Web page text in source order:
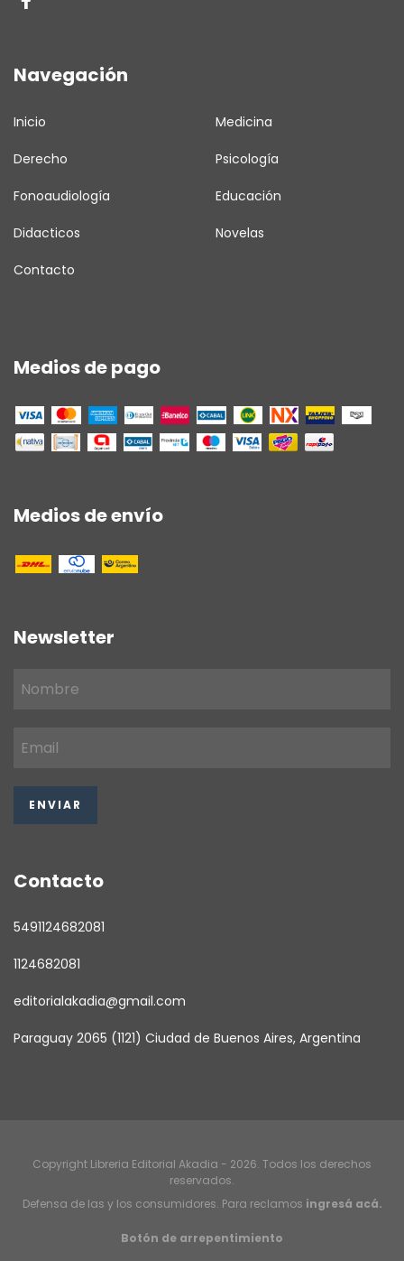
Navegación
Inicio Medicina
Derecho Psicología
Fonoaudiología Educación
Didacticos Novelas
Contacto
Medios de pago
Medios de envío
Newsletter
Contacto
5491124682081
1124682081
editorialakadia@gmail.com
Paraguay 2065 (1121) Ciudad de Buenos Aires, Argentina
Copyright Libreria Editorial Akadia - 2026. Todos los derechos
reservados.
Defensa de las y los consumidores. Para reclamos ingresá acá.
Botón de arrepentimiento